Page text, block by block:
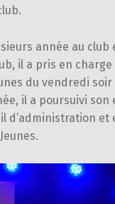
année au club
il a pris en charge
du vendredi soir
il a poursuivi son
d’administration